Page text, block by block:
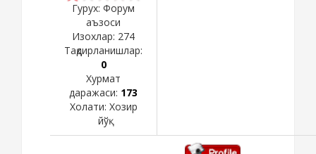
Гурух: Форум
аъзоси
Изохлар: 274
Тақдирланишлар:
0
Хурмат
даражаси: 173
Холати: Хозир
йўқ